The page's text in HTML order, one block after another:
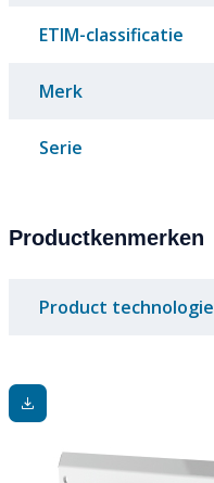
ETIM-classificatie
Merk
Serie
Productkenmerken
Product technologie